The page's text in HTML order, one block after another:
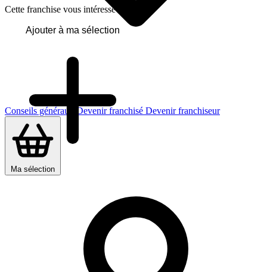
Conseils généraux Devenir franchisé Devenir franchiseur
Ma sélection
Cette franchise vous intéresse ?
Ajouter à ma sélection